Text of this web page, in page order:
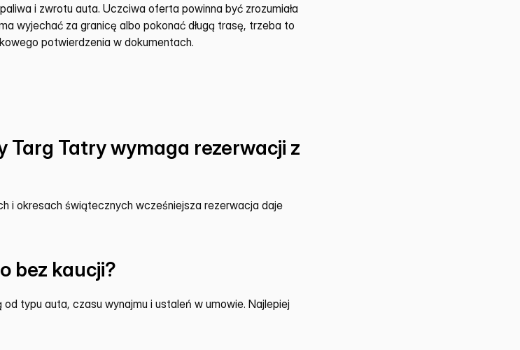
i zwrotu auta. Uczciwa oferta powinna być zrozumiała
wyjechać za granicę albo pokonać długą trasę, trzeba to
potwierdzenia w dokumentach.
Targ Tatry wymaga rezerwacji z
i okresach świątecznych wcześniejsza rezerwacja daje
bez kaucji?
typu auta, czasu wynajmu i ustaleń w umowie. Najlepiej